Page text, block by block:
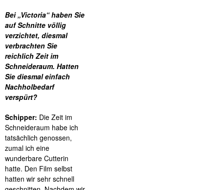
Bei „Victoria“ haben Sie
auf Schnitte völlig
verzichtet, diesmal
verbrachten Sie
reichlich Zeit im
Schneideraum. Hatten
Sie diesmal einfach
Nachholbedarf
verspürt?
Schipper: Die Zeit im
Schneideraum habe ich
tatsächlich genossen,
zumal ich eine
wunderbare Cutterin
hatte. Den Film selbst
hatten wir sehr schnell